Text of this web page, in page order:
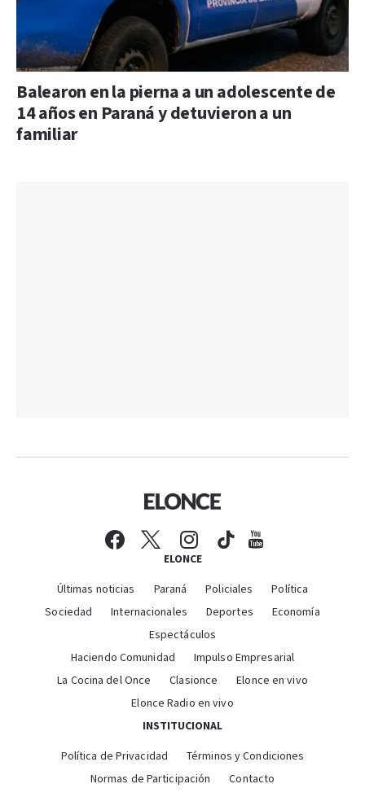
Balearon en la pierna a un adolescente de
14 años en Paraná y detuvieron a un
familiar
ELONCE
Últimas noticias Paraná Policiales
Política
Sociedad
Internacionales Deportes
Economía
Espectáculos
Haciendo Comunidad
Impulso Empresarial
La Cocina del Once
Clasionce
Elonce en vivo
Elonce Radio en vivo
INSTITUCIONAL
Política de Privacidad
Términos y Condiciones
Normas de Participación
Contacto